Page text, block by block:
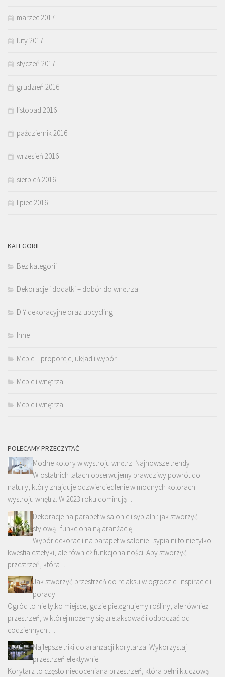
marzec 2017
luty 2017
styczeń 2017
grudzień 2016
listopad 2016
październik 2016
wrzesień 2016
sierpień 2016
lipiec 2016
KATEGORIE
Bez kategorii
Dekoracje i dodatki – dobór do wnętrza
DIY dekoracyjne oraz upcycling
Inne
Meble – proporcje, układ i wybór
Meble i wnętrza
Meble i wnętrza
POLECAMY PRZECZYTAĆ
Modne kolory w wystroju wnętrz: Najnowsze trendy
W ostatnich latach obserwujemy prawdziwy powrót do
natury, który znajduje odzwierciedlenie w modnych kolorach
wystroju wnętrz. W 2023 roku dominują …
Dekoracje na parapet w salonie i sypialni: jak stworzyć
stylową i funkcjonalną aranżację
Wybór dekoracji na parapet w salonie i sypialni to nie tylko
kwestia estetyki, ale również funkcjonalności. Aby stworzyć
przestrzeń, która …
Jak stworzyć przestrzeń do relaksu w ogrodzie: Inspiracje i
porady
Ogród to nie tylko miejsce, gdzie pielęgnujemy rośliny, ale również
przestrzeń, w której możemy się zrelaksować i odpocząć od
codziennych …
Najlepsze triki do aranżacji korytarza: Wykorzystaj
przestrzeń efektywnie
Korytarz to często niedoceniana przestrzeń, która pełni kluczową